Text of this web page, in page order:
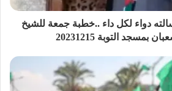
دواء لكل داء ..خطبة جمعة للشيخ
بمسجد التوبة 20231215